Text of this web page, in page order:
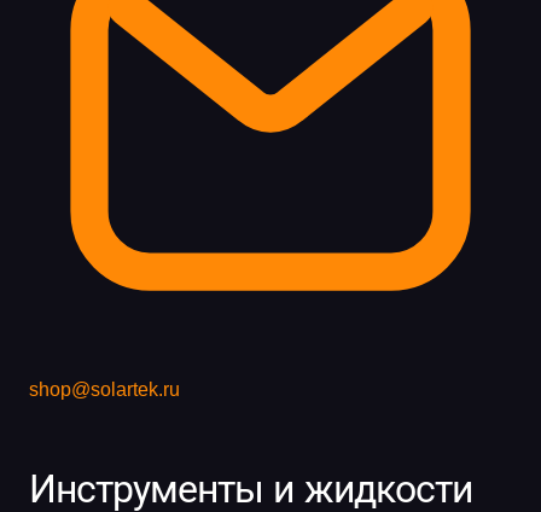
shop@solartek.ru
Инструменты и жидкости